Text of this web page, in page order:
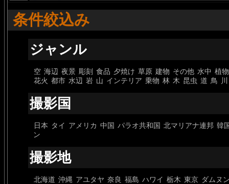
条件絞込み
ジャンル
空 海辺 夜景 彫刻 食品 夕焼け 草原 建物 その他 水中 植物
花火 都市 水辺 岩 山 インテリア 乗物 林 木 昆虫 道 鳥 川
撮影国
日本 タイ アメリカ 中国 パラオ共和国 北マリアナ連邦 韓
ン
撮影地
北海道 沖縄 アユタヤ 奈良 福島 ハワイ 栃木 東京 ダムヌ